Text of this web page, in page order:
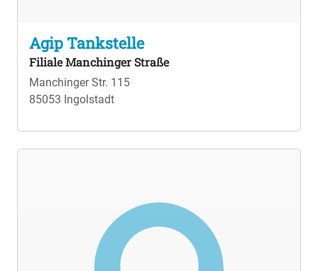
Agip Tankstelle
Filiale Manchinger Straße
Manchinger Str. 115
85053 Ingolstadt